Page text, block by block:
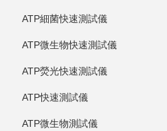
ATP細菌快速測試儀
ATP微生物快速測試儀
ATP熒光快速測試儀
ATP快速測試儀
ATP微生物測試儀